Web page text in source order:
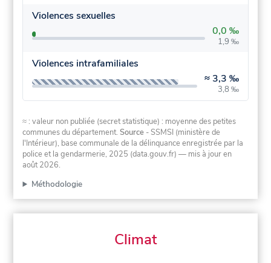
Violences sexuelles
0,0 ‰
1,9 ‰
Violences intrafamiliales
≈ 3,3 ‰
3,8 ‰
≈ : valeur non publiée (secret statistique) : moyenne des petites
communes du département.Source - SSMSI (ministère de
l'Intérieur), base communale de la délinquance enregistrée par la
police et la gendarmerie, 2025 (data.gouv.fr) — mis à jour en
août 2026.
Méthodologie
Climat